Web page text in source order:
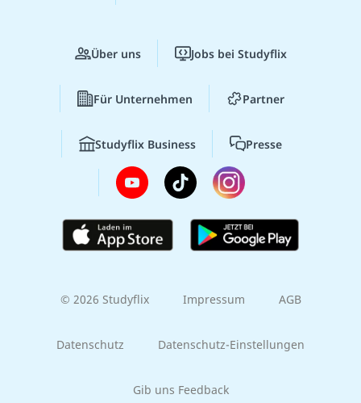
Über uns Jobs bei Studyflix
Für Unternehmen Partner
Studyflix Business Presse
© 2026 Studyflix Impressum AGB
Datenschutz Datenschutz-Einstellungen
Gib uns Feedback